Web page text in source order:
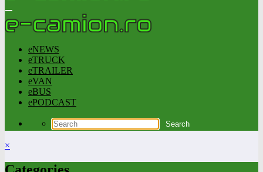
eNEWS
eTRUCK
eTRAILER
eVAN
eBUS
ePODCAST
×